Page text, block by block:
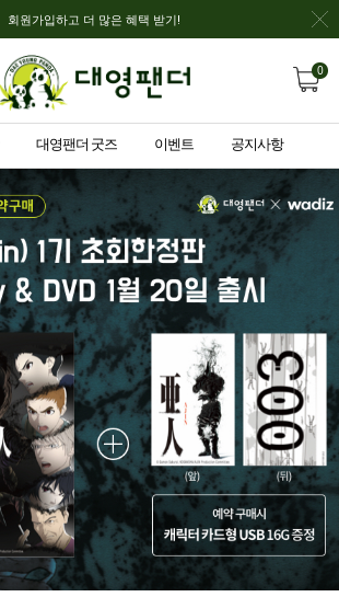
회원가입하고 더 많은 혜택 받기!
0
대영팬더 굿즈 이벤트 공지사항